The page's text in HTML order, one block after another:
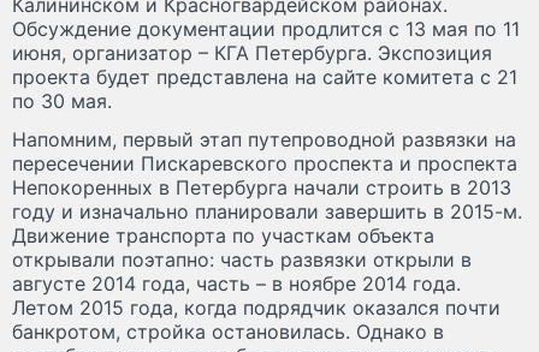
Калининском и Красногвардейском районах.
Обсуждение документации продлится с 13 мая по 11
июня, организатор – КГА Петербурга. Экспозиция
проекта будет представлена на сайте комитета с 21
по 30 мая.
Напомним, первый этап путепроводной развязки на
пересечении Пискаревского проспекта и проспекта
Непокоренных в Петербурга начали строить в 2013
году и изначально планировали завершить в 2015-м.
Движение транспорта по участкам объекта
открывали поэтапно: часть развязки открыли в
августе 2014 года, часть – в ноябре 2014 года.
Летом 2015 года, когда подрядчик оказался почти
банкротом, стройка остановилась. Однако в